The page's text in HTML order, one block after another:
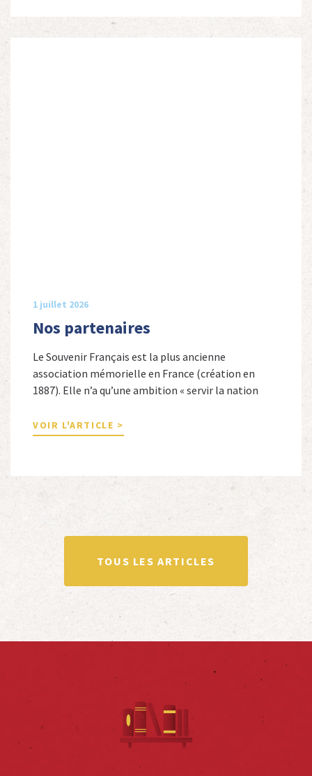
1 juillet 2026
Nos partenaires
Le Souvenir Français est la plus ancienne
association mémorielle en France (création en
1887). Elle n’a qu’une ambition « servir la nation
nationale de la France. Afin d’atteindre cet objectif,
Le Souvenir Français entretient des liens amicaux
totalité ou partiellement afin de faire vivre […]
VOIR L'ARTICLE >
TOUS LES ARTICLES